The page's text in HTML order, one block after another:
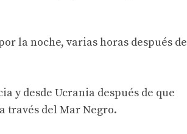
la noche, varias horas después de
y desde Ucrania después de que
través del Mar Negro.